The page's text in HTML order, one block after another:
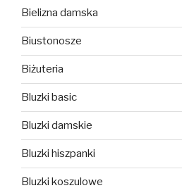
Bielizna damska
Biustonosze
Biżuteria
Bluzki basic
Bluzki damskie
Bluzki hiszpanki
Bluzki koszulowe